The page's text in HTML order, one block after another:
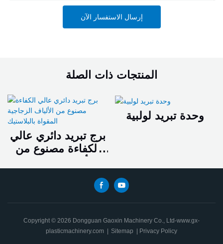
إرسال الاستفسار الآن
المنتجات ذات الصلة
برج تبريد دائري عالي
الكفاءة مصنوع من
المقواة بالبلاستيك
وحدة تبريد لولبية
Copyright © 2026 Dongguan Gaoxin Machinery Co., Ltd-www.gx-
plasticmachinery.com | Sitemap | Privacy Policy